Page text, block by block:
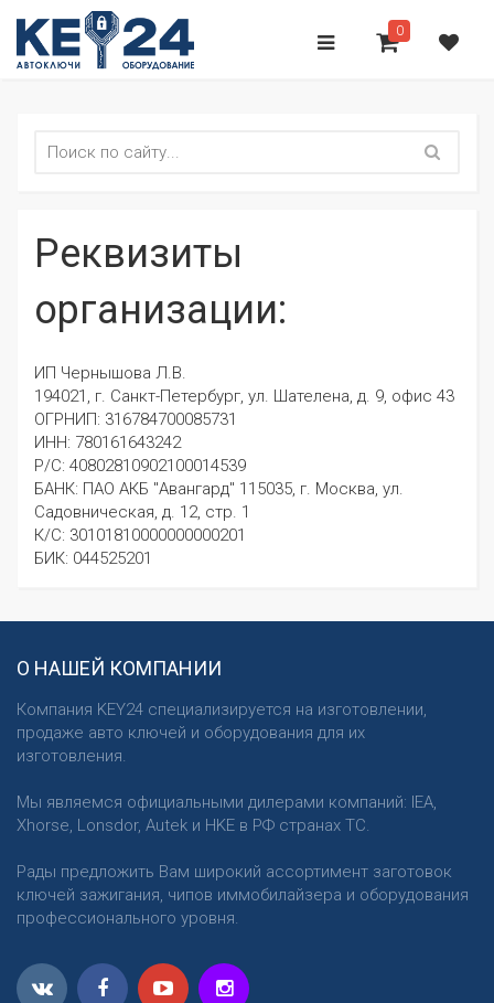
0
Реквизиты
организации:
ИП Чернышова Л.В.
194021, г. Санкт-Петербург, ул. Шателена, д. 9, офис 43
ОГРНИП: 316784700085731
ИНН: 780161643242
Р/С: 40802810902100014539
БАНК: ПАО АКБ "Авангард" 115035, г. Москва, ул.
Садовническая, д. 12, стр. 1
К/С: 30101810000000000201
БИК: 044525201
О НАШЕЙ КОМПАНИИ
Компания KEY24 специализируется на изготовлении,
продаже авто ключей и оборудования для их
изготовления.
Мы являемся официальными дилерами компаний: IEA,
Xhorse, Lonsdor, Autek и HKE в РФ странах ТС.
Рады предложить Вам широкий ассортимент заготовок
ключей зажигания, чипов иммобилайзера и оборудования
профессионального уровня.